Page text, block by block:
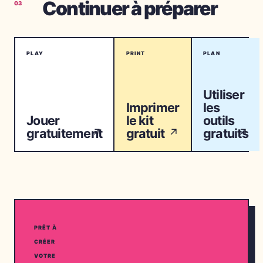
03 Continuer à préparer
PLAY
Jouer
gratuitement
↗
PRINT
Imprimer
le kit
gratuit ↗
PLAN
Utiliser
les
outils
gratuits
↗
PRÊT À
CRÉER
VOTRE